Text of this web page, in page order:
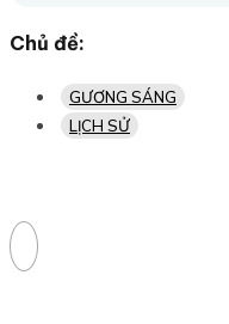
Chủ đề:
GƯƠNG SÁNG
LỊCH SỬ